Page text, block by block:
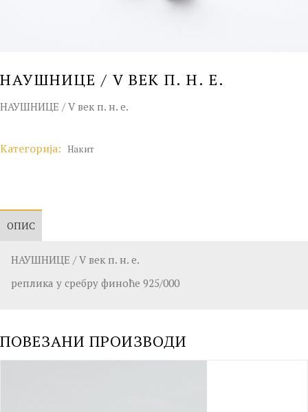
НАУШНИЦЕ / V ВЕК П. Н. Е.
НАУШНИЦЕ / V век п. н. е.
Категорија: Накит
ОПИС
НАУШНИЦЕ / V век п. н. е.
реплика у сребру финоће 925/000
ПОВЕЗАНИ ПРОИЗВОДИ